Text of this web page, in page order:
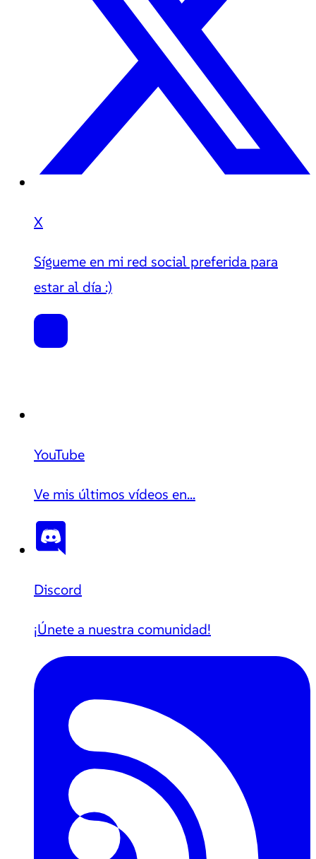
X
Sígueme en mi red social preferida para
estar al día :)
YouTube
Ve mis últimos vídeos en...
Discord
¡Únete a nuestra comunidad!